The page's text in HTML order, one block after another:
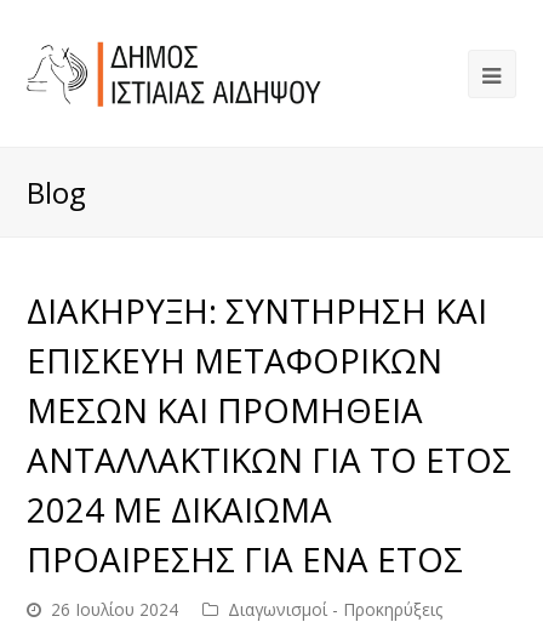
Blog
ΔΙΑΚΗΡΥΞΗ: ΣΥΝΤΗΡΗΣΗ ΚΑΙ
ΕΠΙΣΚΕΥΗ ΜΕΤΑΦΟΡΙΚΩΝ
ΜΕΣΩΝ ΚΑΙ ΠΡΟΜΗΘΕΙΑ
ΑΝΤΑΛΛΑΚΤΙΚΩΝ ΓΙΑ ΤΟ ΕΤΟΣ
2024 ΜΕ ΔΙΚΑΙΩΜΑ
ΠΡΟΑΙΡΕΣΗΣ ΓΙΑ ΕΝΑ ΕΤΟΣ
26 Ιουλίου 2024 Διαγωνισμοί - Προκηρύξεις